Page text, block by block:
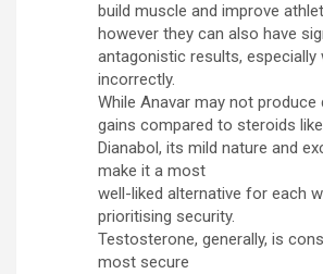
build muscle and improve
however they can also have
antagonistic results, especially
incorrectly.
While Anavar may not
gains compared to steroids
Dianabol, its mild nature and
make it a most
well-liked alternative for each
prioritising security.
Testosterone, generally, is
most secure